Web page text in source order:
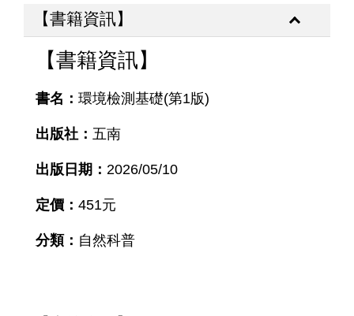
【書籍資訊】
【書籍資訊】
書名： 環境檢測基礎(第1版)
出版社： 五南
出版日期： 2026/05/10
定價： 451元
分類： 自然科普